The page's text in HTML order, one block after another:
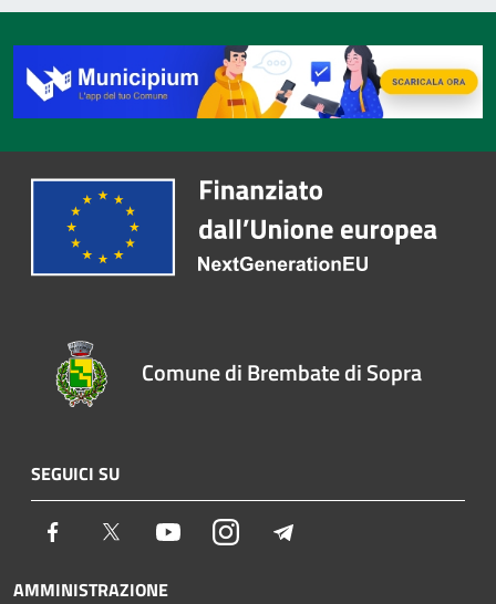
Comune di Brembate di Sopra
SEGUICI SU
Facebook Twitter YoutubeInstagram
AMMINISTRAZIONE